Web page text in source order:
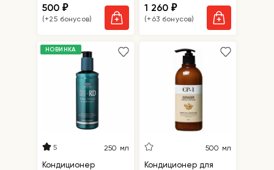
Conditioner
500₽
(+25 бонусов)
1 260₽
(+63 бонусов)
НОВИНКА
5 250 мл
Кондиционер
500 мл
Кондиционер для